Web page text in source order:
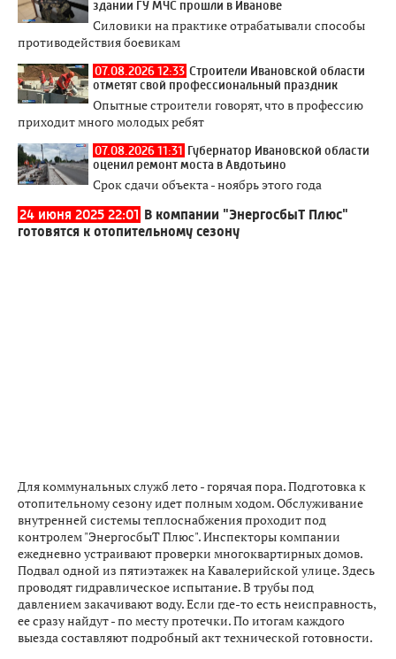
здании ГУ МЧС прошли в Иванове
Силовики на практике отрабатывали способы
противодействия боевикам
07.08.2026 12:33 Строители Ивановской области
отметят свой профессиональный праздник
Опытные строители говорят, что в профессию
приходит много молодых ребят
07.08.2026 11:31 Губернатор Ивановской области
оценил ремонт моста в Авдотьино
Срок сдачи объекта - ноябрь этого года
24 июня 2025 22:01 В компании "ЭнергосбыТ Плюс"
готовятся к отопительному сезону
Для коммунальных служб лето - горячая пора. Подготовка к
отопительному сезону идет полным ходом. Обслуживание
внутренней системы теплоснабжения проходит под
контролем "ЭнергосбыТ Плюс". Инспекторы компании
ежедневно устраивают проверки многоквартирных домов.
Подвал одной из пятиэтажек на Кавалерийской улице. Здесь
проводят гидравлическое испытание. В трубы под
давлением закачивают воду. Если где-то есть неисправность,
ее сразу найдут - по месту протечки. По итогам каждого
выезда составляют подробный акт технической готовности.